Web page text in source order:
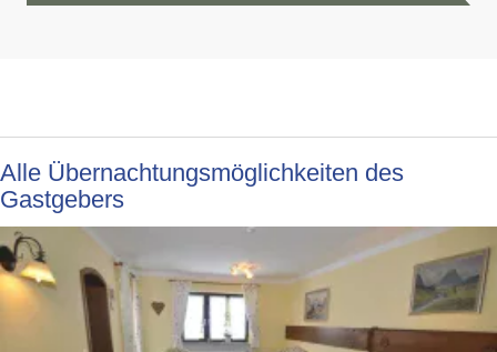
Alle Übernachtungsmöglichkeiten des
Gastgebers